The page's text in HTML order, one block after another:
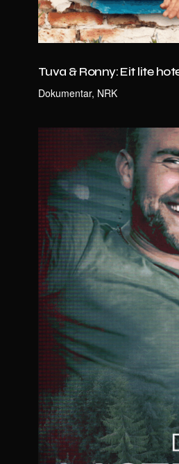
Tuva & Ronny: Eit lite
Dokumentar, NRK